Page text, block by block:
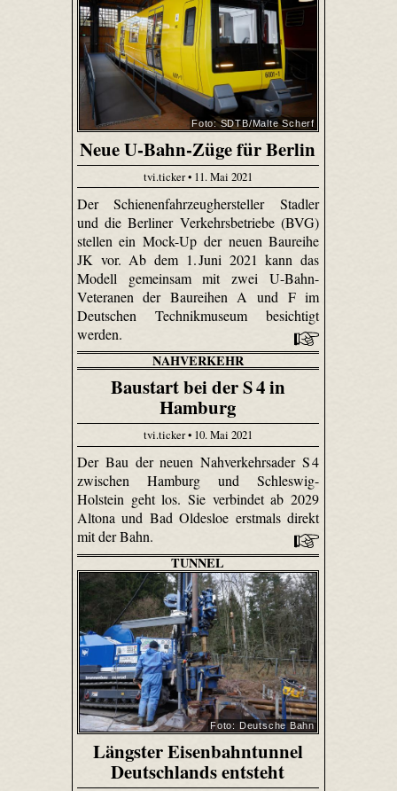
Foto: SDTB/Malte Scherf
Neue U-Bahn-Züge für Berlin
tvi.ticker • 11. Mai 2021
Der Schienenfahrzeughersteller Stadler
und die Berliner Verkehrsbetriebe (BVG)
stellen ein Mock-Up der neuen Baureihe
JK vor. Ab dem 1. Juni 2021 kann das
Modell gemeinsam mit zwei U-Bahn-
Veteranen der Baureihen A und F im
Deutschen Technikmuseum besichtigt
werden.
NAHVERKEHR
Baustart bei der S 4 in
Hamburg
tvi.ticker • 10. Mai 2021
Der Bau der neuen Nahverkehrsader S 4
zwischen Hamburg und Schleswig-
Holstein geht los. Sie verbindet ab 2029
Altona und Bad Oldesloe erstmals direkt
mit der Bahn.
TUNNEL
Foto: Deutsche Bahn
Längster Eisenbahntunnel
Deutschlands entsteht